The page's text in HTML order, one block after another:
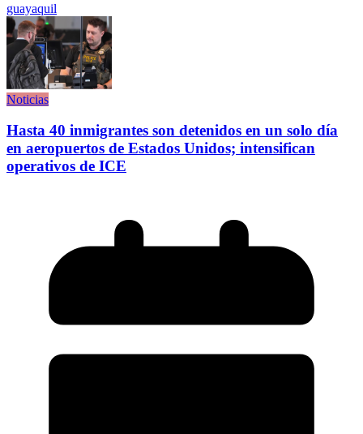
guayaquil
Noticias
Hasta 40 inmigrantes son detenidos en un solo día
en aeropuertos de Estados Unidos; intensifican
operativos de ICE